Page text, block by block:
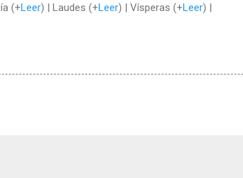
(+Leer) | Laudes (+Leer) | Vísperas (+Leer) |